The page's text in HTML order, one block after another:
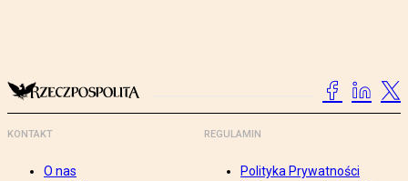
KONTAKT
O nas
REGULAMIN
Polityka Prywatności